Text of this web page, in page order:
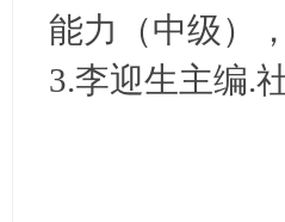
能力（中级）
3.李迎生主编.